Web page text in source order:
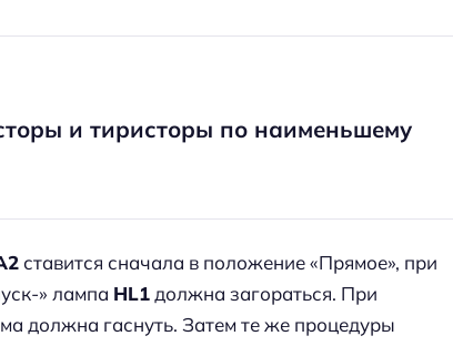
и тиристоры по наименьшему
ставится сначала в положение «Прямое», при
» лампа HL1 должна загораться. При
должна гаснуть. Затем те же процедуры